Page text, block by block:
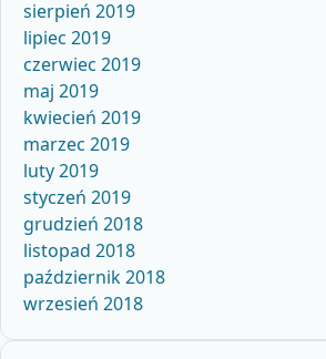
sierpień 2019
lipiec 2019
czerwiec 2019
maj 2019
kwiecień 2019
marzec 2019
luty 2019
styczeń 2019
grudzień 2018
listopad 2018
październik 2018
wrzesień 2018